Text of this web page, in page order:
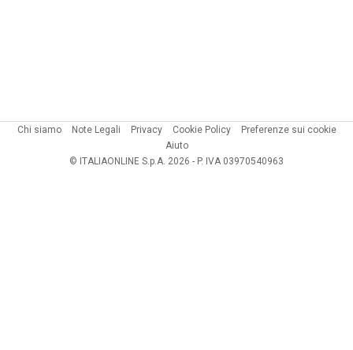
Chi siamo Note Legali Privacy Cookie Policy
Preferenze sui cookie
Aiuto
© ITALIAONLINE S.p.A. 2026 - P. IVA 03970540963